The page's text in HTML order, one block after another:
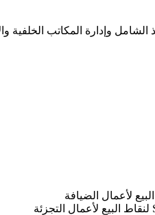
وإدارة المكاتب الخلفية